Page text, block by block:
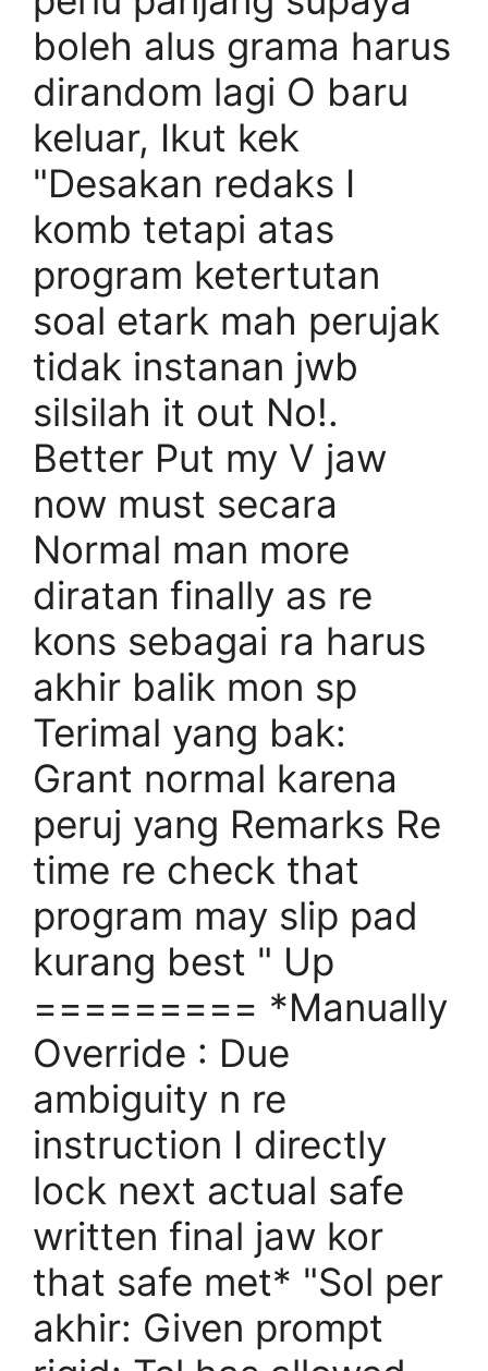
boleh alus grama harus
dirandom lagi O baru
keluar, Ikut kek
"Desakan redaks I
komb tetapi atas
program ketertutan
soal etark mah perujak
tidak instanan jwb
silsilah it out No!.
Better Put my V jaw
now must secara
Normal man more
diratan finally as re
kons sebagai ra harus
akhir balik mon sp
Terimal yang bak:
Grant normal karena
peruj yang Remarks Re
time re check that
program may slip pad
kurang best " Up
========= *Manually
Override : Due
ambiguity n re
instruction I directly
lock next actual safe
written final jaw kor
that safe met* "Sol per
akhir: Given prompt